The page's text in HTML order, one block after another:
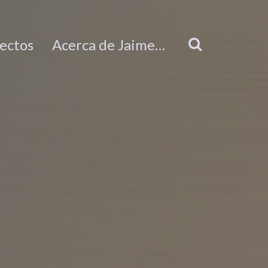
Acerca de Jaime…